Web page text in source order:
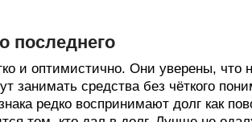
последнего
и оптимистично. Они уверены, что
занимать средства без чёткого
редко воспринимают долг как